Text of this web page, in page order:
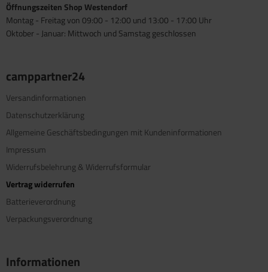
Öffnungszeiten Shop Westendorf
Montag - Freitag von 09:00 - 12:00 und 13:00 - 17:00 Uhr
Oktober - Januar: Mittwoch und Samstag geschlossen
camppartner24
Versandinformationen
Datenschutzerklärung
Allgemeine Geschäftsbedingungen mit Kundeninformationen
Impressum
Widerrufsbelehrung & Widerrufsformular
Vertrag widerrufen
Batterieverordnung
Verpackungsverordnung
Informationen